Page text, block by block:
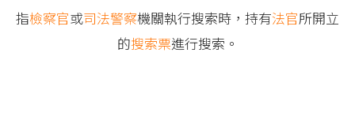
指檢察官或司法警察機關執行搜索時，持有法官所開立
的搜索票進行搜索。